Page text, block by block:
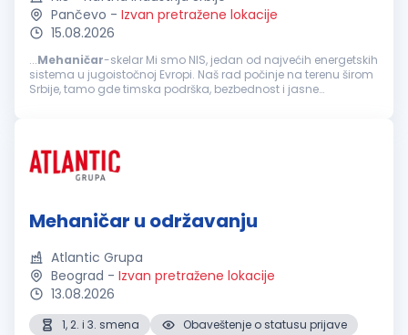
Pančevo - Izvan pretražene lokacije
15.08.2026
...Mehaničar-skelar Mi smo NIS, jedan od najvećih energetskih
sistema u jugoistočnoj Evropi. Naš rad počinje na terenu širom
Srbije, tamo gde timska podrška, bezbednost i jasne
Mehaničar u održavanju
Atlantic Grupa
Beograd - Izvan pretražene lokacije
13.08.2026
1, 2. i 3. smena
Obaveštenje o statusu prijave